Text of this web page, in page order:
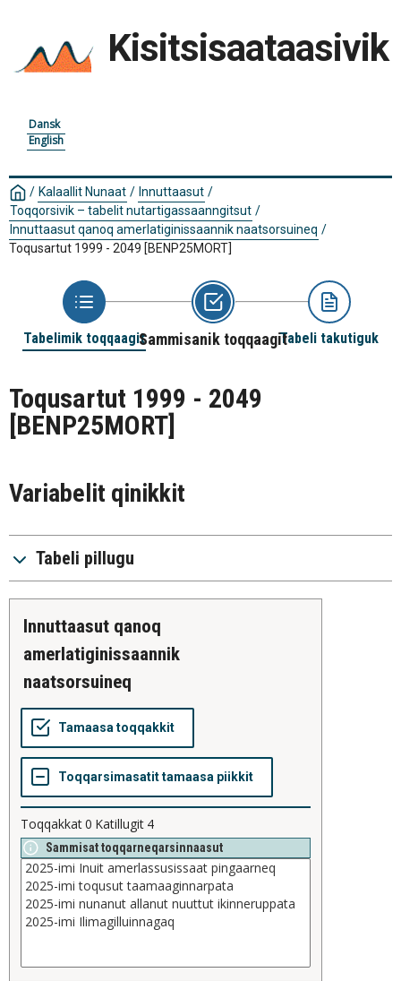
Kisitsisaataasivik
Dansk
English
/ Kalaallit Nunaat / Innuttaasut /
Toqqorsivik – tabelit nutartigassaanngitsut /
Innuttaasut qanoq amerlatiginissaannik naatsorsuineq /
Toqusartut 1999 - 2049 [BENP25MORT]
Tabelimik toqqaagitSammisanik toqqaagitTabeli takutiguk
Toqusartut 1999 - 2049
[BENP25MORT]
Variabelit qinikkit
Tabeli pillugu
innuttaasut qanoq
amerlatiginissaannik
naatsorsuineq
Toqqakkat0 Katillugit 4
Sammisat toqqarneqarsinnaasut